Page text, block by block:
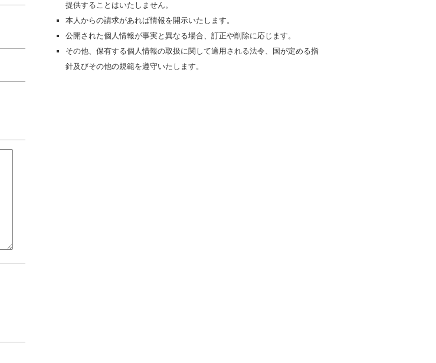
提供することはいたしません。
本人からの請求があれば情報を開示いたします。
公開された個人情報が事実と異なる場合、訂正や削除に応じます。
その他、保有する個人情報の取扱に関して適用される法令、国が定める指
針及びその他の規範を遵守いたします。